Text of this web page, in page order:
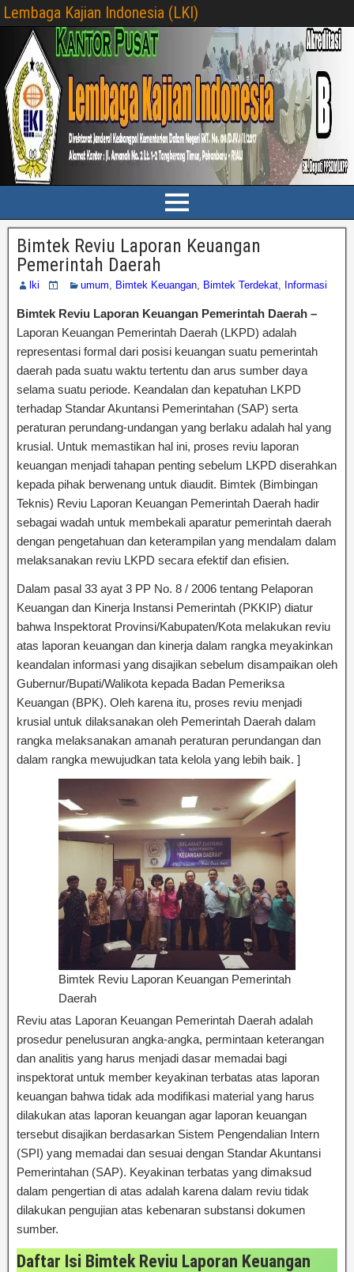
Lembaga Kajian Indonesia (LKI)
Bimtek Reviu Laporan Keuangan
Pemerintah Daerah
lki umum, Bimtek Keuangan, Bimtek Terdekat, Informasi
Bimtek Reviu Laporan Keuangan Pemerintah Daerah –
Laporan Keuangan Pemerintah Daerah (LKPD) adalah
representasi formal dari posisi keuangan suatu pemerintah
daerah pada suatu waktu tertentu dan arus sumber daya
selama suatu periode. Keandalan dan kepatuhan LKPD
terhadap Standar Akuntansi Pemerintahan (SAP) serta
peraturan perundang-undangan yang berlaku adalah hal yang
krusial. Untuk memastikan hal ini, proses reviu laporan
keuangan menjadi tahapan penting sebelum LKPD diserahkan
kepada pihak berwenang untuk diaudit. Bimtek (Bimbingan
Teknis) Reviu Laporan Keuangan Pemerintah Daerah hadir
sebagai wadah untuk membekali aparatur pemerintah daerah
dengan pengetahuan dan keterampilan yang mendalam dalam
melaksanakan reviu LKPD secara efektif dan efisien.
Dalam pasal 33 ayat 3 PP No. 8 / 2006 tentang Pelaporan
Keuangan dan Kinerja Instansi Pemerintah (PKKIP) diatur
bahwa Inspektorat Provinsi/Kabupaten/Kota melakukan reviu
atas laporan keuangan dan kinerja dalam rangka meyakinkan
keandalan informasi yang disajikan sebelum disampaikan oleh
Gubernur/Bupati/Walikota kepada Badan Pemeriksa
Keuangan (BPK). Oleh karena itu, proses reviu menjadi
krusial untuk dilaksanakan oleh Pemerintah Daerah dalam
rangka melaksanakan amanah peraturan perundangan dan
dalam rangka mewujudkan tata kelola yang lebih baik. ]
Bimtek Reviu Laporan Keuangan Pemerintah
Daerah
Reviu atas Laporan Keuangan Pemerintah Daerah adalah
prosedur penelusuran angka-angka, permintaan keterangan
dan analitis yang harus menjadi dasar memadai bagi
inspektorat untuk member keyakinan terbatas atas laporan
keuangan bahwa tidak ada modifikasi material yang harus
dilakukan atas laporan keuangan agar laporan keuangan
tersebut disajikan berdasarkan Sistem Pengendalian Intern
(SPI) yang memadai dan sesuai dengan Standar Akuntansi
Pemerintahan (SAP). Keyakinan terbatas yang dimaksud
dalam pengertian di atas adalah karena dalam reviu tidak
dilakukan pengujian atas kebenaran substansi dokumen
sumber.
Daftar Isi Bimtek Reviu Laporan Keuangan